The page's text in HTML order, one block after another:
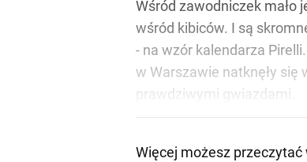
Wśród zawodniczek mało
wśród kibiców. I są
- na wzór kalendarza
w Warszawie natknęły się
prawdziwymi gwiazdami.
Więcej możesz przeczytać